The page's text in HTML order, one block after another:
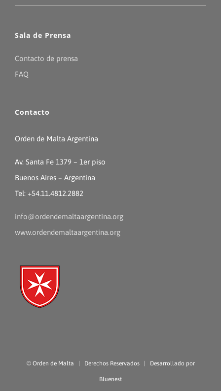
Sala de Prensa
Contacto de prensa
FAQ
Contacto
Orden de Malta Argentina
Av. Santa Fe 1379 – 1er piso
Buenos Aires – Argentina
Tel: +54.11.4812.2882
info@ordendemaltaargentina.org
www.ordendemaltaargentina.org
© Orden de Malta | Derechos Reservados | Desarrollado por
Bluenest